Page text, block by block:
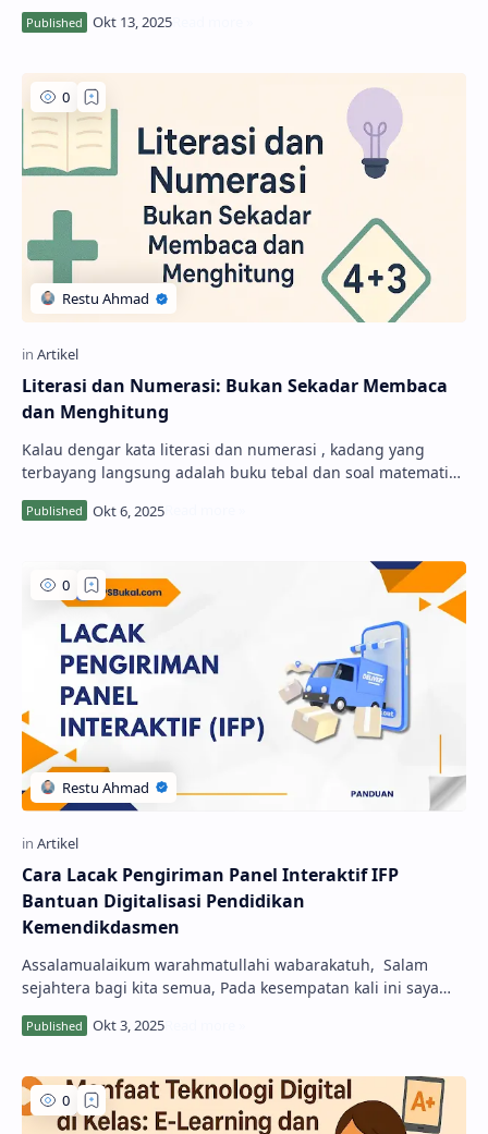
Literasi dan Numerasi: Bukan Sekadar Membaca
dan Menghitung
Kalau dengar kata literasi dan numerasi , kadang yang
terbayang langsung adalah buku tebal dan soal matematika
yang bikin kening berkerut. Padahal, …
Cara Lacak Pengiriman Panel Interaktif IFP
Bantuan Digitalisasi Pendidikan
Kemendikdasmen
Assalamualaikum warahmatullahi wabarakatuh, Salam
sejahtera bagi kita semua, Pada kesempatan kali ini saya